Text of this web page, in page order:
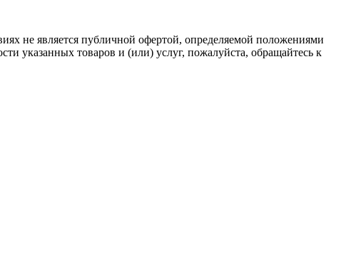
не является публичной офертой, определяемой положениями
указанных товаров и (или) услуг, пожалуйста, обращайтесь к